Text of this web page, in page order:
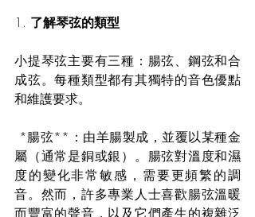
1. 了解琴弦的類型
小提琴弦主要有三種：腸弦、鋼弦和合
成弦。每種類型都有其獨特的音色優點
和維護要求。
*腸弦**：由羊腸製成，並覆以某種金
屬（通常是銅或銀）。腸弦對溫度和濕
度的變化非常敏感，需要更頻繁的調
音。然而，許多專業人士喜歡腸弦溫暖
而豐富的聲音，以及它們產生的複雜泛